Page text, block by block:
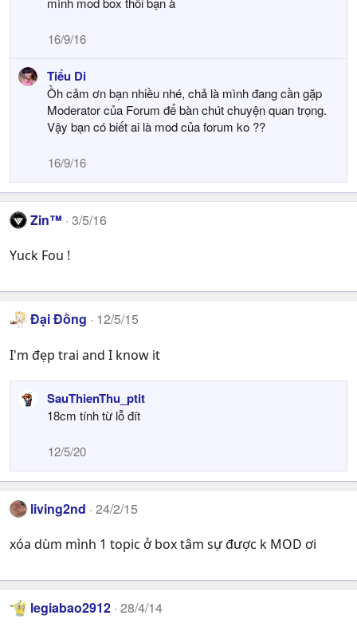
16/9/16
Tiểu Di
Ồh cảm ơn bạn nhiều nhé, chả là mình đang cần gặp
Moderator của Forum để bàn chút chuyện quan trọng.
Vậy bạn có biết ai là mod của forum ko ??
16/9/16
Zin™ 3/5/16
Yuck Fou !
Đại Đồng 12/5/15
I'm đẹp trai and I know it
SauThienThu_ptit
18cm tính từ lỗ đít
12/5/20
living2nd 24/2/15
xóa dùm mình 1 topic ở box tâm sự được k MOD ơi
legiabao2912 28/4/14